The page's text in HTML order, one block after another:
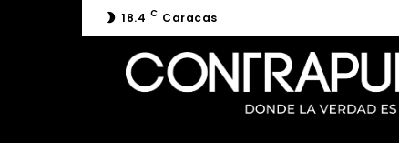
18.4 C Caracas